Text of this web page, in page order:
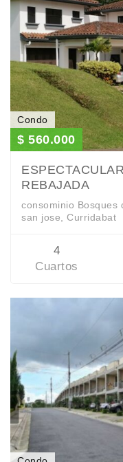
Condo
$ 560.000
REBAJADA
consominio Bosques
san jose, Curridabat
4
Cuartos